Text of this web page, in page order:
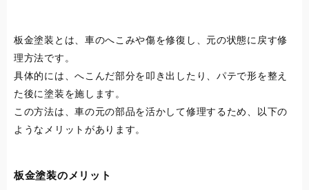
板金塗装とは、車のへこみや傷を修復し、元の状態に戻す修
理方法です。
具体的には、へこんだ部分を叩き出したり、パテで形を整え
た後に塗装を施します。
この方法は、車の元の部品を活かして修理するため、以下の
ようなメリットがあります。
板金塗装のメリット